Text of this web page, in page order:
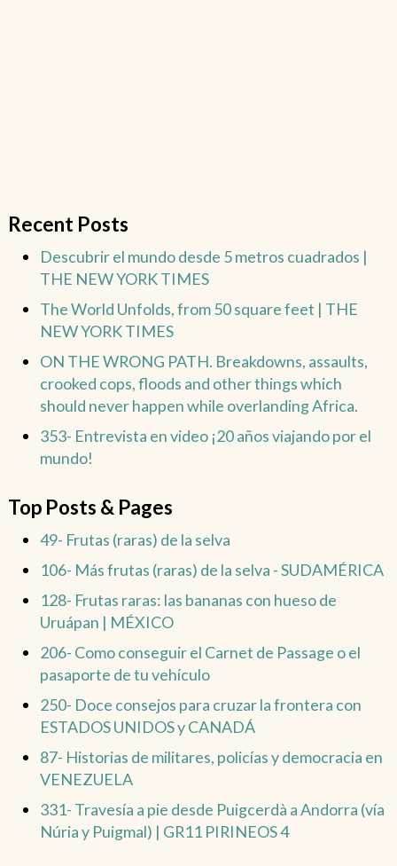
Recent Posts
Descubrir el mundo desde 5 metros cuadrados |
THE NEW YORK TIMES
The World Unfolds, from 50 square feet | THE
NEW YORK TIMES
ON THE WRONG PATH. Breakdowns, assaults,
crooked cops, floods and other things which
should never happen while overlanding Africa.
353- Entrevista en video ¡20 años viajando por el
mundo!
Top Posts & Pages
49- Frutas (raras) de la selva
106- Más frutas (raras) de la selva - SUDAMÉRICA
128- Frutas raras: las bananas con hueso de
Uruápan | MÉXICO
206- Como conseguir el Carnet de Passage o el
pasaporte de tu vehículo
250- Doce consejos para cruzar la frontera con
ESTADOS UNIDOS y CANADÁ
87- Historias de militares, policías y democracia en
VENEZUELA
331- Travesía a pie desde Puigcerdà a Andorra (vía
Núria y Puigmal) | GR11 PIRINEOS 4